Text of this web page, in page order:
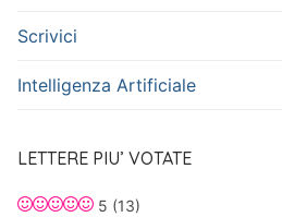
Scrivici
Intelligenza Artificiale
LETTERE PIU’ VOTATE
5 (13)